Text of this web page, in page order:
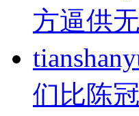
方逼供
们比陈